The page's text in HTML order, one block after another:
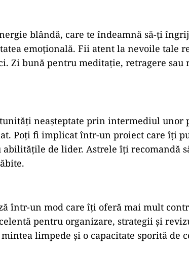
blândă, care te îndeamnă să-ți
emoțională. Fii atent la nevoile tale
Zi bună pentru meditație, retragere sau
neașteptate prin intermediul unor
Poți fi implicat într-un proiect care îți
abilitățile de lider. Astrele îți recomandă
într-un mod care îți oferă mai mult
pentru organizare, strategii și
mintea limpede și o capacitate sporită de